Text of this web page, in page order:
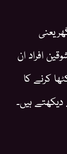
افراد ان
کرنے کا
ہیں۔